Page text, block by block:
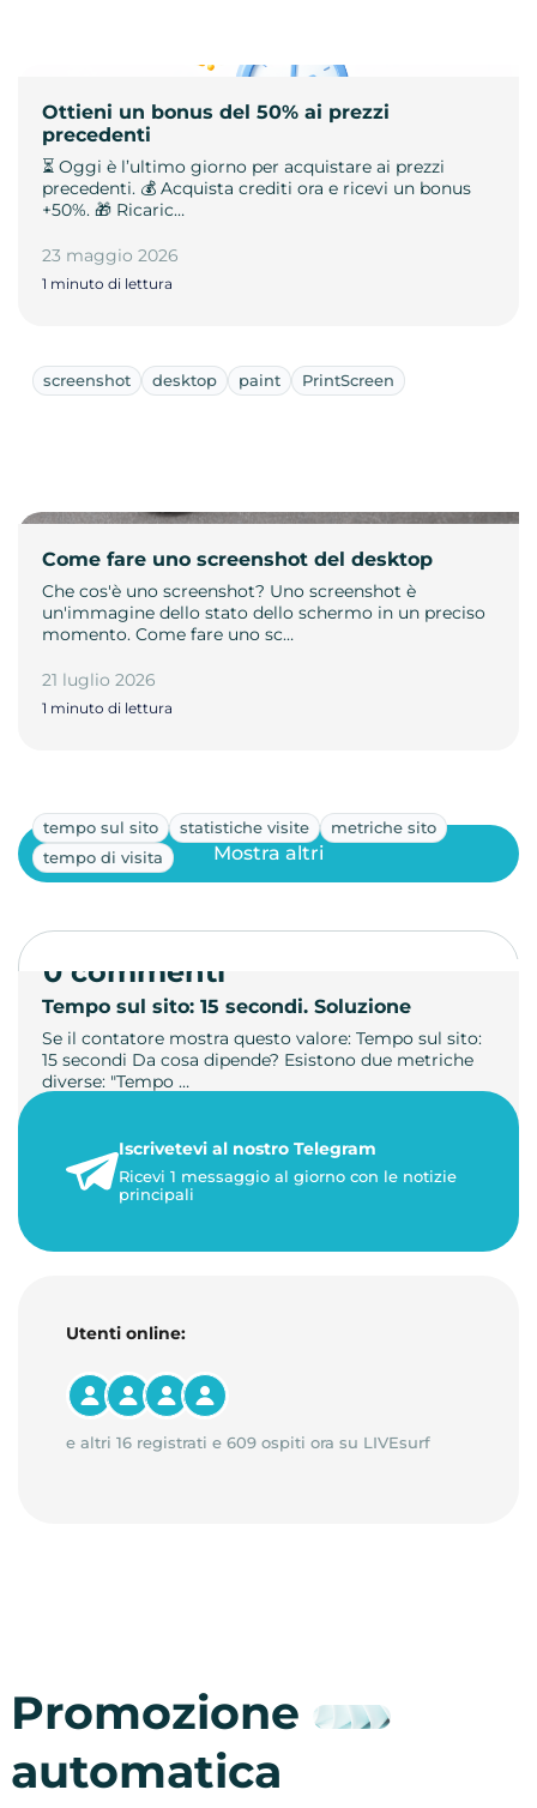
Ottieni un bonus del 50% ai prezzi
precedenti
⏳ Oggi è l’ultimo giorno per acquistare ai prezzi
precedenti. 💰 Acquista crediti ora e ricevi un bonus
+50%. 🎁 Ricaric…
23 maggio 2026
1 minuto di lettura
screenshot desktop paint PrintScreen
Come fare uno screenshot del desktop
Che cos'è uno screenshot? Uno screenshot è
un'immagine dello stato dello schermo in un preciso
momento. Come fare uno sc…
21 luglio 2026
1 minuto di lettura
tempo sul sito statistiche visite
metriche sito
tempo di visita
Tempo sul sito: 15 secondi. Soluzione
Se il contatore mostra questo valore: Tempo sul sito:
15 secondi Da cosa dipende? Esistono due metriche
diverse: "Tempo …
3 minuti di lettura
Mostra altri
0 commenti
Iscrivetevi al nostro Telegram
Ricevi 1 messaggio al giorno con le notizie
principali
Utenti online:
e altri 16 registrati e 609 ospiti ora su LIVEsurf
Promozione
automatica